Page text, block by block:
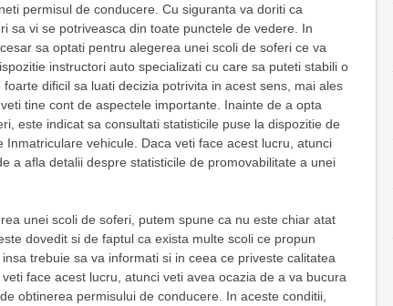
permisul de conducere. Cu siguranta va doriti ca
sa vi se potriveasca din toate punctele de vedere. In
sa optati pentru alegerea unei scoli de soferi ce va
instructori auto specializati cu care sa puteti stabili o
dificil sa luati decizia potrivita in acest sens, mai ales
tine cont de aspectele importante. Inainte de a opta
este indicat sa consultati statisticile puse la dispozitie de
Inmatriculare vehicule. Daca veti face acest lucru, atunci
a afla detalii despre statisticile de promovabilitate a unei
unei scoli de soferi, putem spune ca nu este chiar atat
dovedit si de faptul ca exista multe scoli ce propun
trebuie sa va informati si in ceea ce priveste calitatea
face acest lucru, atunci veti avea ocazia de a va bucura
obtinerea permisului de conducere. In aceste conditii,